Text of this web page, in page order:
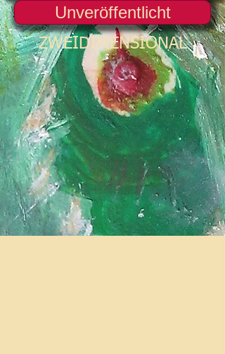
Unveröffentlicht
ZWEIDIMENSIONAL